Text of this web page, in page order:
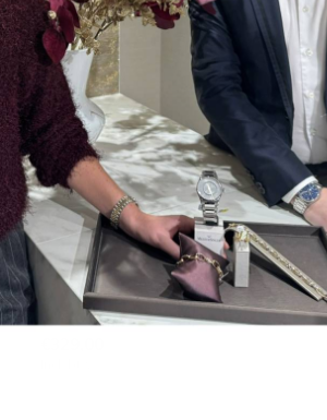
Hugo Boss
Hugo Boss 1514240 Strike Chrono